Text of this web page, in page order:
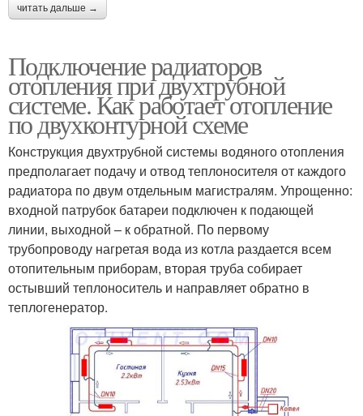
читать дальше →
Подключение радиаторов
отопления при двухтрубной
системе. Как работает отопление
по двухконтурной схеме
Конструкция двухтрубной системы водяного отопления
предполагает подачу и отвод теплоносителя от каждого
радиатора по двум отдельным магистралям. Упрощенно:
входной патрубок батареи подключен к подающей
линии, выходной – к обратной. По первому
трубопроводу нагретая вода из котла раздается всем
отопительным приборам, вторая труба собирает
остывший теплоноситель и направляет обратно в
теплогенератор.